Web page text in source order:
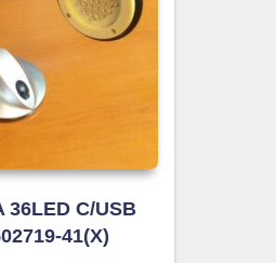
36LED C/USB
41(X)